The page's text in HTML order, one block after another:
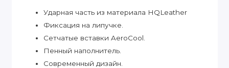
Ударная часть из материала HQLeather
Фиксация на липучке.
Сетчатые вставки AeroCool.
Пенный наполнитель.
Современный дизайн.